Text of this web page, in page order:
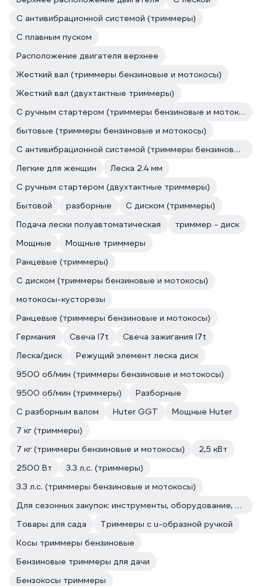
С антивибрационной системой (триммеры)
С плавным пуском
Расположение двигателя верхнее
Жесткий вал (триммеры бензиновые и мотокосы)
Жесткий вал (двухтактные триммеры)
С ручным стартером (триммеры бензиновые и мотокосы)
бытовые (триммеры бензиновые и мотокосы)
С антивибрационной системой (триммеры бензиновые и мотокосы)
Легкие для женщин
Леска 2.4 мм
С ручным стартером (двухтактные триммеры)
Бытовой
разборные
С диском (триммеры)
Подача лески полуавтоматическая
триммер - диск
Мощные
Мощные триммеры
Ранцевые (триммеры)
С диском (триммеры бензиновые и мотокосы)
мотокосы-кусторезы
Ранцевые (триммеры бензиновые и мотокосы)
Германия
Свеча l7t
Свеча зажигания l7t
Леска/диск
Режущий элемент леска диск
9500 об/мин (триммеры бензиновые и мотокосы)
9500 об/мин (триммеры)
Разборные
С разборным валом
Huter GGT
Мощные Huter
7 кг (триммеры)
7 кг (триммеры бензиновые и мотокосы)
2,5 кВт
2500 Вт
3.3 л.с. (триммеры)
3.3 л.с. (триммеры бензиновые и мотокосы)
Для сезонных закупок: инструменты, оборудование, расходные материалы
Товары для сада
Триммеры с u-образной ручкой
Косы триммеры бензиновые
Бензиновые триммеры для дачи
Бензокосы триммеры